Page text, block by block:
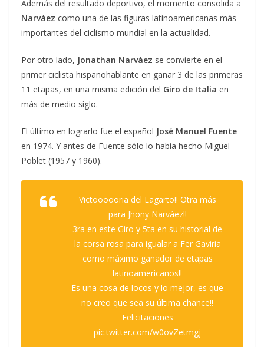
Además del resultado deportivo, el momento consolida a
Narváez como una de las figuras latinoamericanas más
importantes del ciclismo mundial en la actualidad.
Por otro lado, Jonathan Narváez se convierte en el
primer ciclista hispanohablante en ganar 3 de las primeras
11 etapas, en una misma edición del Giro de Italia en
más de medio siglo.
El último en lograrlo fue el español José Manuel Fuente
en 1974. Y antes de Fuente sólo lo había hecho Miguel
Poblet (1957 y 1960).
Victoooooria del Lagarto!! Otra más
para Jhony Narváez!!
3ra en este Giro y 5ta en su historial de
la corsa rosa para igualar a Fer Gaviria
como máximo ganador de etapas
latinoamericanos!!
Es una cosa de locos y lo mejor, es que
no creo que sea su última chance!!
Felicitaciones
pic.twitter.com/w0ovZetmgj